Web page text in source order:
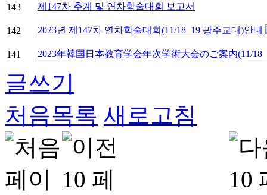
143 제147차 추계 및 연차학술대회 보고서
142 2023년 제147차 연차학술대회(11/18_19 광주교대)안내
141 2023年韓国日本教育学会年次学術大会のご案内(11/
글쓰기
처음목록 새로고침